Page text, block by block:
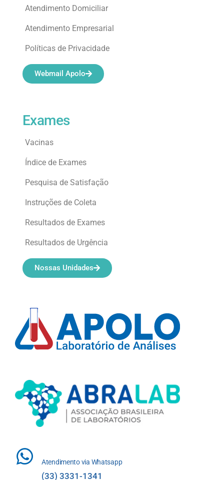
Atendimento via Whatsapp
(33) 3331-1341
Exames
Vacinas
Índice de Exames
Pesquisa de Satisfação
Instruções de Coleta
Resultados de Exames
Resultados de Urgência
Nossas Unidades
Atendimento Domiciliar
Atendimento Empresarial
Políticas de Privacidade
Webmail Apolo